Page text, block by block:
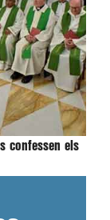
confessen els